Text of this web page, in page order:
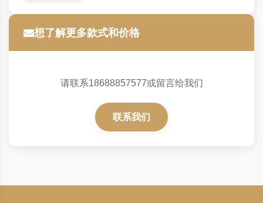
想了解更多款式和价格
请联系18688857577或留言给我们
联系我们